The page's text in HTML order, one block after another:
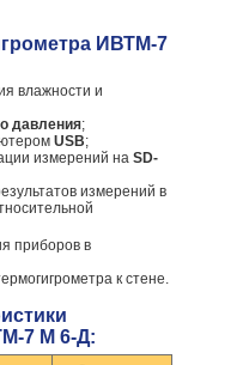
ИВТМ-7
влажности и
давления;
USB;
измерений на SD-
измерений в
приборов в
к стене.
7 М 6-Д: